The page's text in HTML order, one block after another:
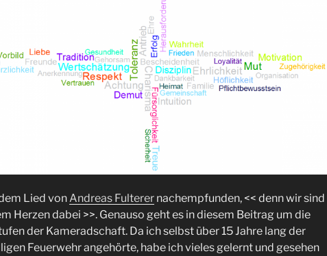
Lied von Andreas Fulterer nachempfunden, << denn wir sind
Herzen dabei >>. Genauso geht es in diesem Beitrag um die
der Kameradschaft. Da ich selbst über 15 Jahre lang der
Feuerwehr angehörte, habe ich vieles gelernt und gesehen